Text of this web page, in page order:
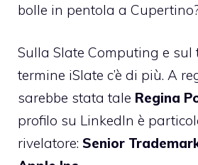
bolle in pentola a
Sulla Slate Computing e sul
termine iSlate c’è di più. A
sarebbe stata tale Regina
profilo su LinkedIn è
rivelatore: Senior